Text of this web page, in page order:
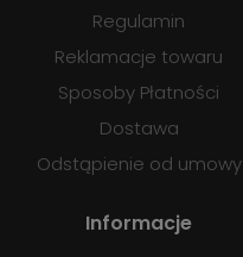
Regulamin
Reklamacje towaru
Sposoby Płatności
Dostawa
Odstąpienie od umowy
Informacje